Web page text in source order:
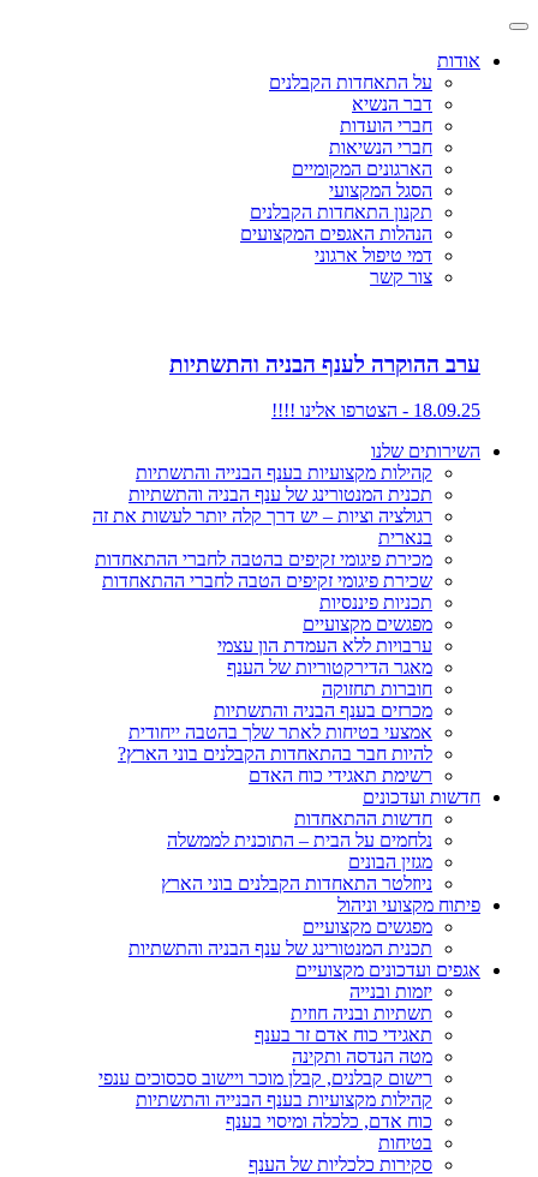
אודות
על התאחדות הקבלנים
דבר הנשיא
חברי הועדות
חברי הנשיאות
הארגונים המקומיים
הסגל המקצועי
תקנון התאחדות הקבלנים
הנהלות האגפים המקצועים
דמי טיפול ארגוני
צור קשר
ערב ההוקרה לענף הבניה והתשתיות
18.09.25 - הצטרפו אלינו !!!!
השירותים שלנו
קהילות מקצועיות בענף הבנייה והתשתיות
תכנית המנטורינג של ענף הבניה והתשתיות
רגולציה וציות – יש דרך קלה יותר לעשות את זה
בנארית
מכירת פיגומי זקיפים בהטבה לחברי ההתאחדות
שכירת פיגומי זקיפים הטבה לחברי ההתאחדות
תכניות פיננסיות
מפגשים מקצועיים
ערבויות ללא העמדת הון עצמי
מאגר הדירקטוריות של הענף
חוברות תחזוקה
מכרזים בענף הבניה והתשתיות
אמצעי בטיחות לאתר שלך בהטבה ייחודית
להיות חבר בהתאחדות הקבלנים בוני הארץ?
רשימת תאגידי כוח האדם
חדשות ועדכונים
חדשות ההתאחדות
נלחמים על הבית – התוכנית לממשלה
מגזין הבונים
ניוזלטר התאחדות הקבלנים בוני הארץ
פיתוח מקצועי וניהול
מפגשים מקצועיים
תכנית המנטורינג של ענף הבניה והתשתיות
אגפים ועדכונים מקצועיים
יזמות ובנייה
תשתיות ובניה חוזית
תאגידי כוח אדם זר בענף
מטה הנדסה ותקינה
רישום קבלנים, קבלן מוכר ויישוב סכסוכים ענפי
קהילות מקצועיות בענף הבנייה והתשתיות
כוח אדם, כלכלה ומיסוי בענף
בטיחות
סקירות כלכליות של הענף